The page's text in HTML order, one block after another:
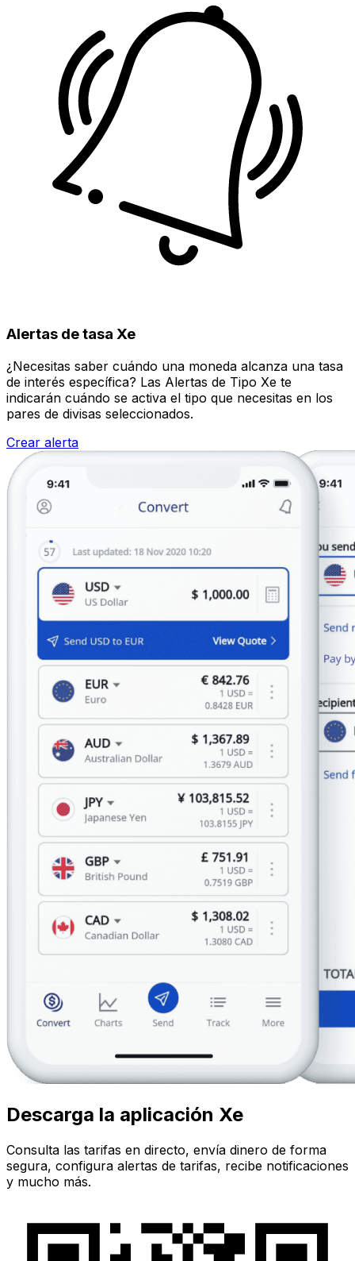
Alertas de tasa Xe
¿Necesitas saber cuándo una moneda alcanza una tasa
de interés específica? Las Alertas de Tipo Xe te
indicarán cuándo se activa el tipo que necesitas en los
pares de divisas seleccionados.
Crear alerta
Descarga la aplicación Xe
Consulta las tarifas en directo, envía dinero de forma
segura, configura alertas de tarifas, recibe notificaciones
y mucho más.